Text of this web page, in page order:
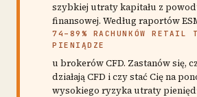
szybkiej utraty kapitału z
finansowej. Według raportów
74–89% RACHUNKÓW RETAIL
PIENIĄDZE
u brokerów CFD. Zastanów się,
działają CFD i czy stać Cię na
wysokiego ryzyka utraty